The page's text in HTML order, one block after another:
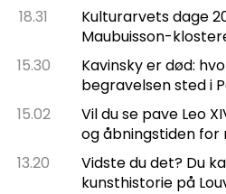
18.31
Kulturarvets dage
Maubuisson-
15.30
Kavinsky er død:
begravelsen sted i
15.02
Vil du se pave Leo
og åbningstiden for
13.20
Vidste du det? Du
kunsthistorie på